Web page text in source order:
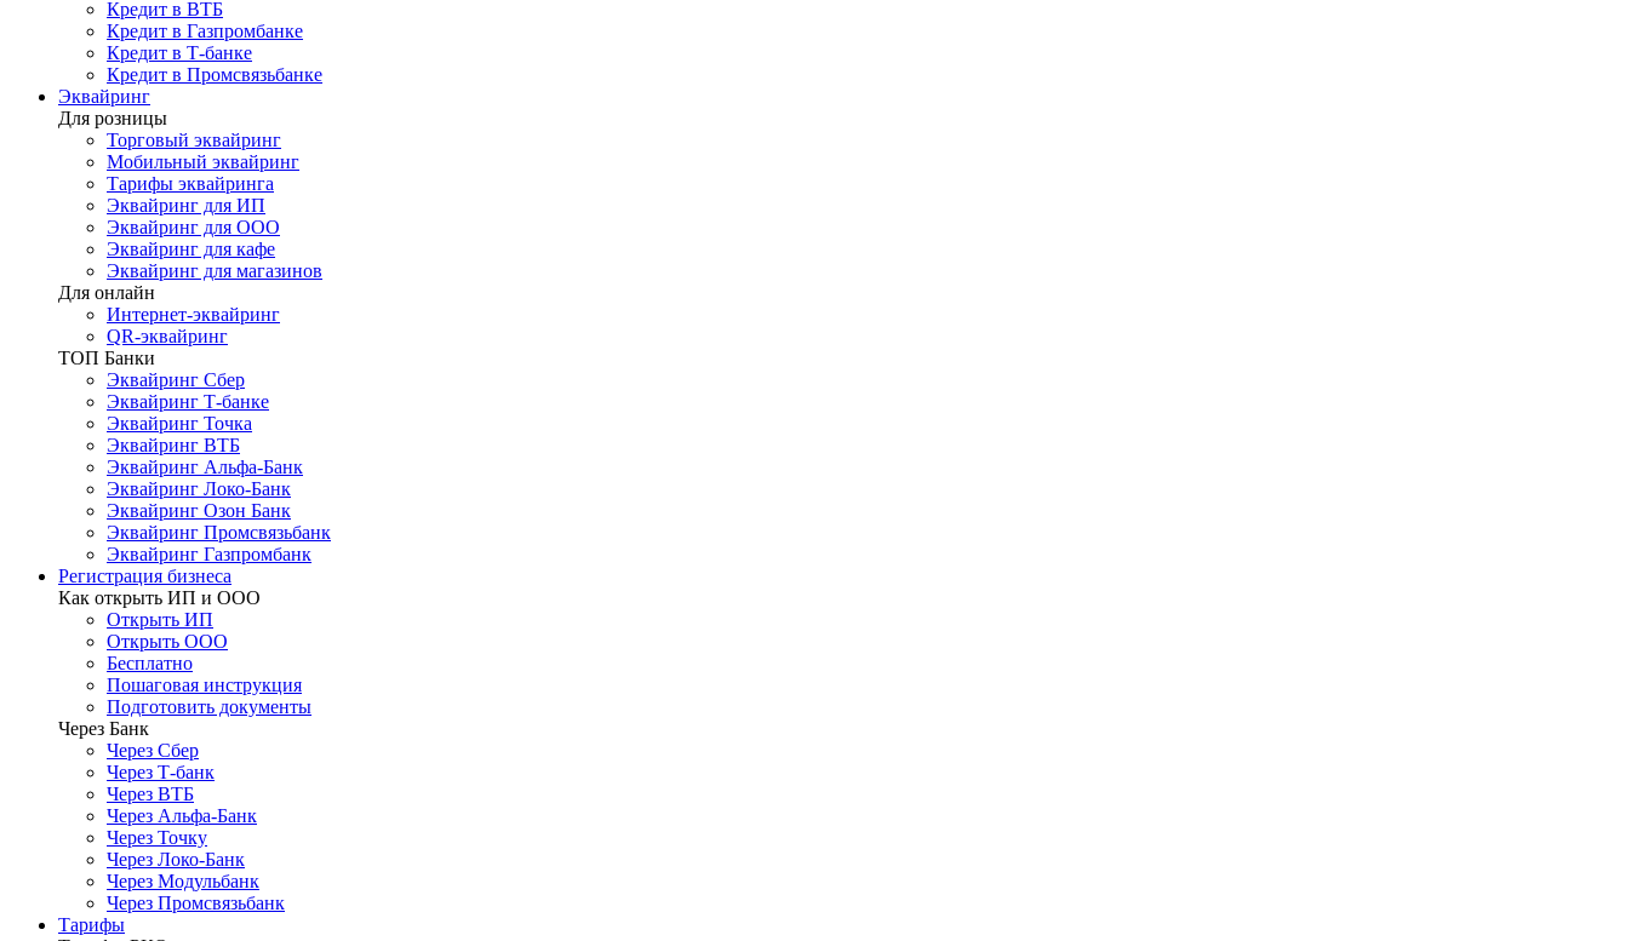
Кредит в ВТБ
Кредит в Газпромбанке
Кредит в Т-банке
Кредит в Промсвязьбанке
Эквайринг
Для розницы
Торговый эквайринг
Мобильный эквайринг
Тарифы эквайринга
Эквайринг для ИП
Эквайринг для ООО
Эквайринг для кафе
Эквайринг для магазинов
Для онлайн
Интернет-эквайринг
QR-эквайринг
ТОП Банки
Эквайринг Сбер
Эквайринг Т-банке
Эквайринг Точка
Эквайринг ВТБ
Эквайринг Альфа-Банк
Эквайринг Локо-Банк
Эквайринг Озон Банк
Эквайринг Промсвязьбанк
Эквайринг Газпромбанк
Регистрация бизнеса
Как открыть ИП и ООО
Открыть ИП
Открыть ООО
Бесплатно
Пошаговая инструкция
Подготовить документы
Через Банк
Через Сбер
Через Т-банк
Через ВТБ
Через Альфа-Банк
Через Точку
Через Локо-Банк
Через Модульбанк
Через Промсвязьбанк
Тарифы